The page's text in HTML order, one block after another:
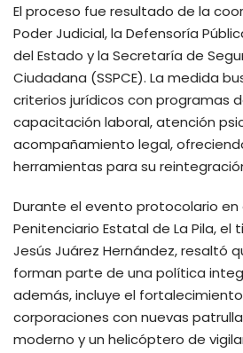
El proceso fue resultado de la
Poder Judicial, la Defensoría
del Estado y la Secretaría de
Ciudadana (SSPCE). La medida
criterios jurídicos con programas
capacitación laboral, atención
acompañamiento legal,
herramientas para su
Durante el evento protocolario en
Penitenciario Estatal de La Pila, el
Jesús Juárez Hernández, resaltó
forman parte de una política
además, incluye el
corporaciones con nuevas
moderno y un helicóptero de